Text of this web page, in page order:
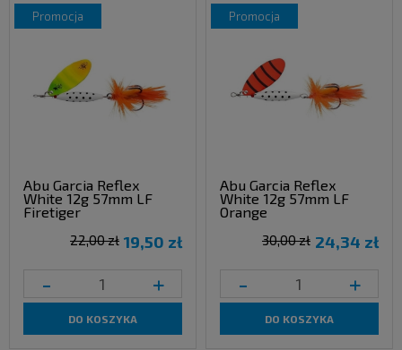
Abu Garcia Reflex
White 12g 57mm LF
Firetiger
19,50 zł
22,00 zł
- +
DO KOSZYKA
promocja
Abu Garcia Reflex
White 12g 57mm LF
Orange
24,34 zł
30,00 zł
- +
DO KOSZYKA
promocja